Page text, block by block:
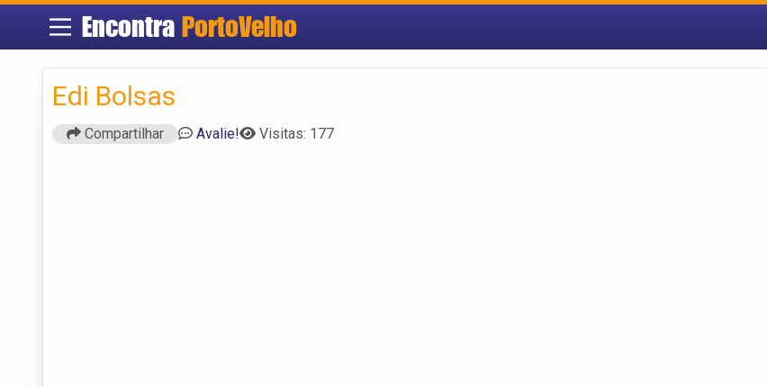
Encontra PortoVelho
Edi Bolsas
Compartilhar Avalie! Visitas: 177